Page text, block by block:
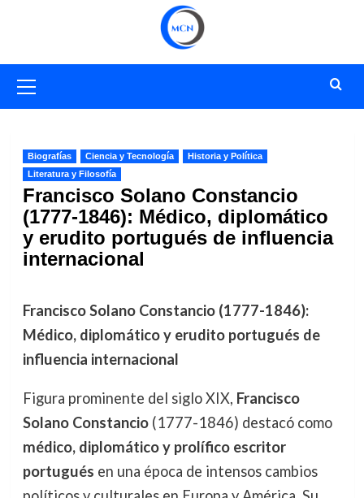
primario
Biografías Ciencia y Tecnología
Historia y Política
Literatura y Filosofía
Francisco Solano Constancio
(1777-1846): Médico, diplomático
y erudito portugués de influencia
internacional
Francisco Solano Constancio (1777-1846):
Médico, diplomático y erudito portugués de
influencia internacional
Figura prominente del siglo XIX, Francisco
Solano Constancio(1777-1846) destacó como
médico, diplomático y prolífico escritor
portugués en una época de intensos cambios